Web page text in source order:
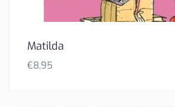
Matilda
€8,95